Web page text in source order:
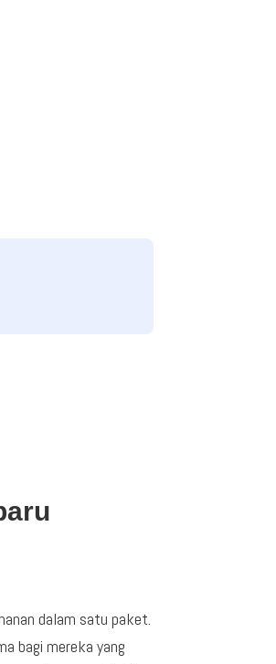
dalam satu paket.
bagi mereka yang